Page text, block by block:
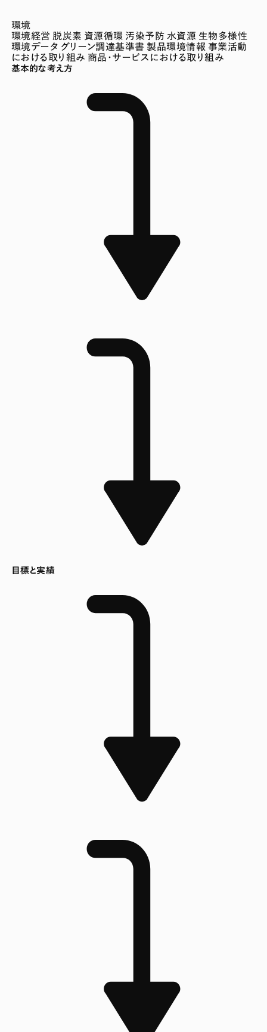
環境
環境経営 脱炭素 資源循環 汚染予防 水資源 生物多様性
環境データ グリーン調達基準書 製品環境情報 事業活動
における取り組み 商品・サービスにおける取り組み
基本的な考え方
目標と実績